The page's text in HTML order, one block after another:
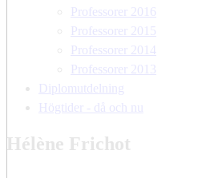
Professorer 2016
Professorer 2015
Professorer 2014
Professorer 2013
Diplomutdelning
Högtider - då och nu
Hélène Frichot